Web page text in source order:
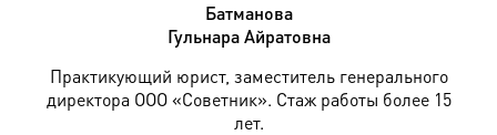
Батманова
Гульнара Айратовна
Практикующий юрист, заместитель генерального
директора ООО «Советник». Стаж работы более 15
лет.